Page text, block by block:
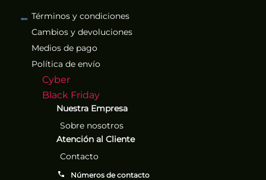
Términos y condiciones
Cambios y devoluciones
Medios de pago
Política de envío
Cyber
Black Friday
Nuestra Empresa
Sobre nosotros
Atención al Cliente
Contacto
Números de contacto